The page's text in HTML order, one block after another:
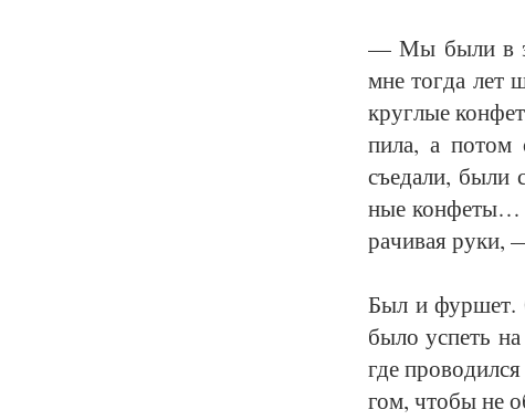
— Мы бы­ли в
мне тог­да лет
круг­лые
пи­ла, а по­том
съеда­ли, бы­ли
ные кон­фе­ты…
ра­чи­вая ру­ки,
Был и фур­шет.
бы­ло успеть
где
гом, что­бы не